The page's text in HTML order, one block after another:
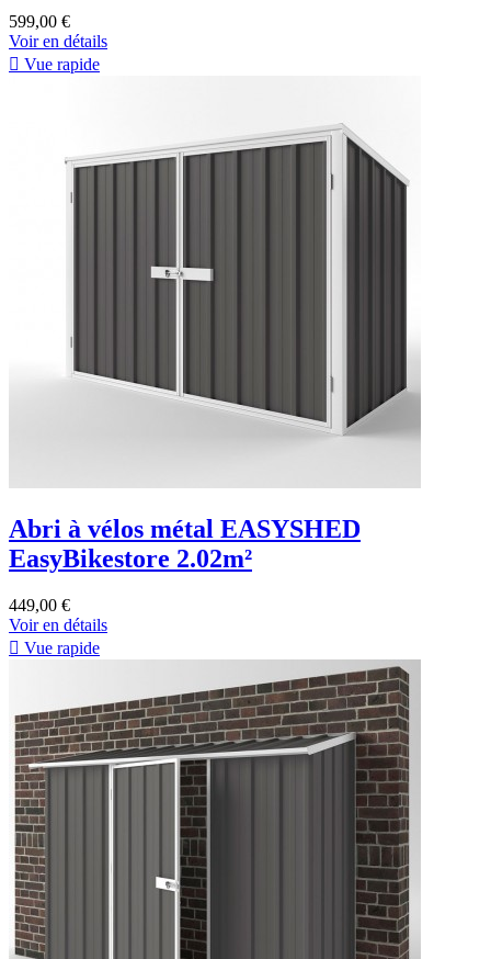
599,00 €
Voir en détails
 Vue rapide
Abri à vélos métal EASYSHED
EasyBikestore 2.02m²
449,00 €
Voir en détails
 Vue rapide